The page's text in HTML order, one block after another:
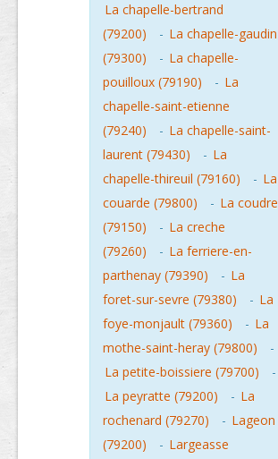
La chapelle-bertrand
(79200)
- La chapelle-gaudin
(79300)
- La chapelle-
pouilloux (79190)
- La
chapelle-saint-etienne
(79240)
- La chapelle-saint-
laurent (79430)
- La
chapelle-thireuil (79160)
- La
couarde (79800)
- La coudre
(79150)
- La creche
(79260)
- La ferriere-en-
parthenay (79390)
- La
foret-sur-sevre (79380)
- La
foye-monjault (79360)
- La
mothe-saint-heray (79800)
-
La petite-boissiere (79700)
-
La peyratte (79200)
- La
rochenard (79270)
- Lageon
(79200)
- Largeasse